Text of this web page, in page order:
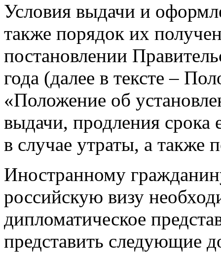
Условия выдачи и
также порядок их
постановлении
года (далее в тексте –
«Положение об
выдачи, продления срока
в случае утраты, а также
Иностранному
российскую визу
дипломатическое
представить следующие